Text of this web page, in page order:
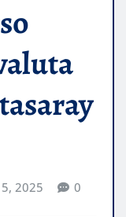
2025 0